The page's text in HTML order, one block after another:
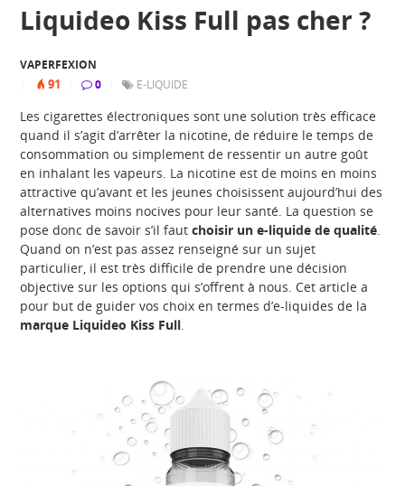
Liquideo Kiss Full pas cher ?
VAPERFEXION
91 0 E-LIQUIDE
Les cigarettes électroniques sont une solution très efficace
quand il s’agit d’arrêter la nicotine, de réduire le temps de
consommation ou simplement de ressentir un autre goût
en inhalant les vapeurs. La nicotine est de moins en moins
attractive qu’avant et les jeunes choisissent aujourd’hui des
alternatives moins nocives pour leur santé. La question se
pose donc de savoir s’il fautchoisir un e-liquide de qualité.
Quand on n’est pas assez renseigné sur un sujet
particulier, il est très difficile de prendre une décision
objective sur les options qui s’offrent à nous. Cet article a
pour but de guider vos choix en termes d’e-liquides de la
marque Liquideo Kiss Full.